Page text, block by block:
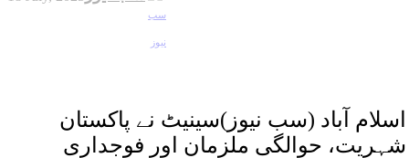
اسلام آباد (سب نیوز)سینیٹ نے پاکستان
شہریت، حوالگی ملزمان اور فوجداری